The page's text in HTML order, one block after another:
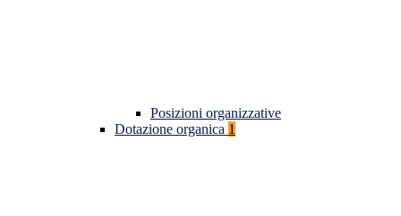
Posizioni organizzative
Dotazione organica 1